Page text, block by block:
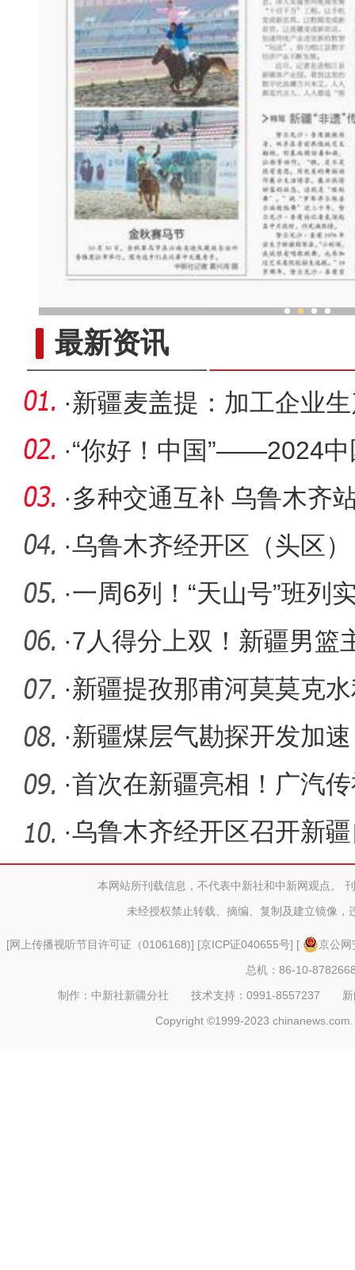
最新资讯
·新疆麦盖提：加工企业
收
·“你好！中国”——2024中
外推广
·多种交通互补 乌鲁木齐
·乌鲁木齐经开区（头区
众村晚 助
·一周6列！“天山号”班列
·7人得分上双！新疆男篮
·新疆提孜那甫河莫莫克
闸蓄水
·新疆煤层气勘探开发加
告首次成
·首次在新疆亮相！广汽
明年在新
·乌鲁木齐经开区召开新
新政策座
本网站所刊载信息，不代表中新社和中新网观点。
未经授权禁止转载、摘编、复制及建立镜像，
[网上传播视听节目许可证（0106168)] [京ICP证040655号] [
京公
总机：86-10-
制作：中新社新疆分社 技术支持：0991-8557237
Copyright ©1999-2023